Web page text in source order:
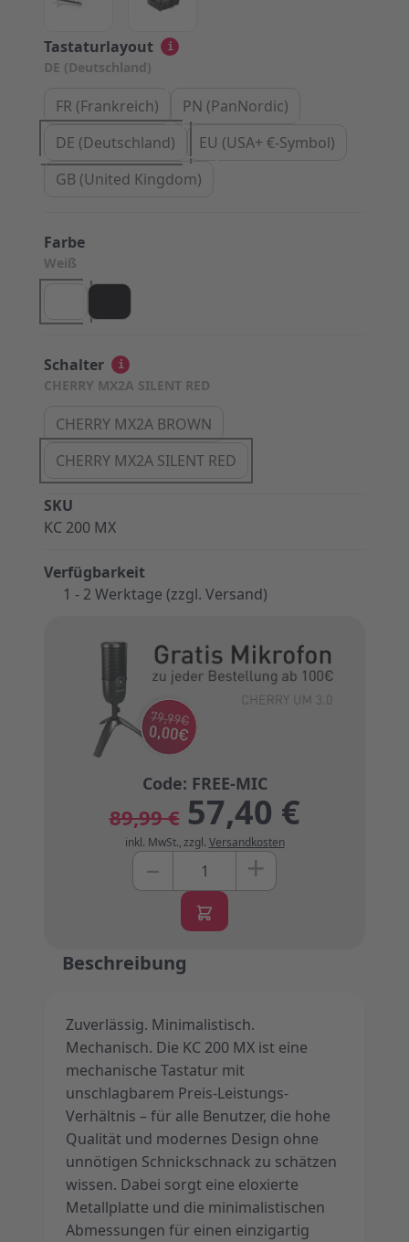
SKU
KC 200 MX
Verfügbarkeit
1 - 2 Werktage (zzgl. Versand)
Tastaturlayout
DE (Deutschland)
i
FR (Frankreich)
PN (PanNordic)
DE (Deutschland)
EU (USA+ €-Symbol)
GB (United Kingdom)
Farbe
Weiß
Schalter
CHERRY MX2A SILENT RED
i
CHERRY MX2A BROWN
CHERRY MX2A SILENT RED
89,99 € 57,40 €
inkl. MwSt.,zzgl. Versandkosten
Menge
– +
Beschreibung
Zuverlässig. Minimalistisch.
Mechanisch. Die KC 200 MX ist eine
mechanische Tastatur mit
unschlagbarem Preis-Leistungs-
Verhältnis – für alle Benutzer, die hohe
Qualität und modernes Design ohne
unnötigen Schnickschnack zu schätzen
wissen. Dabei sorgt eine eloxierte
Metallplatte und die minimalistischen
Abmessungen für einen einzigartig